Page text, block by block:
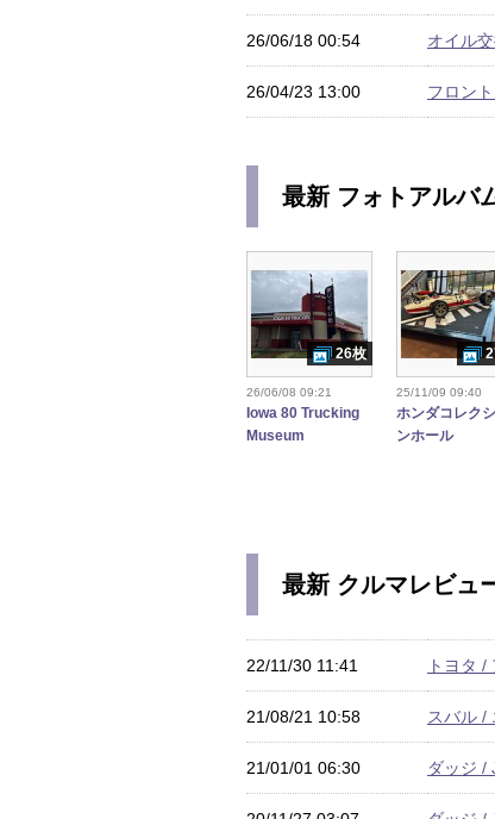
26/06/18 00:54 オイル
26/04/23 13:00 フロン
最新 フォトアルバ
26/06/08 09:21
Iowa 80 Trucking
Museum
26枚
25/11/09 09:40
ホンダコレク
ンホール
最新 クルマレビュ
22/11/30 11:41 トヨタ /
21/08/21 10:58 スバル /
21/01/01 06:30 ダッジ /